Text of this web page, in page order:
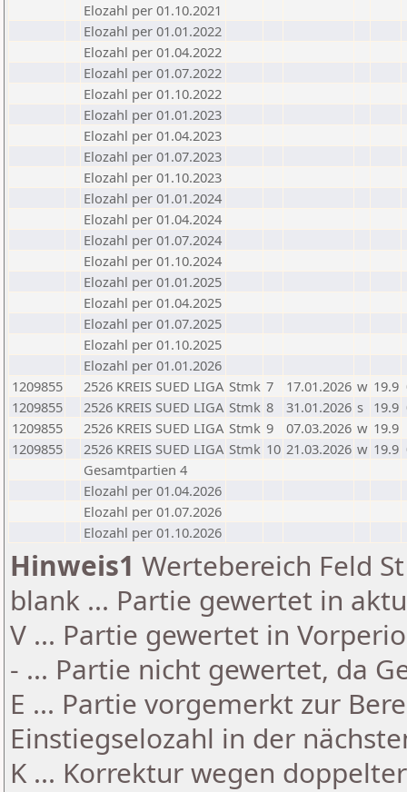
Elozahl per 01.10.2021
Elozahl per 01.01.2022
Elozahl per 01.04.2022
Elozahl per 01.07.2022
Elozahl per 01.10.2022
Elozahl per 01.01.2023
Elozahl per 01.04.2023
Elozahl per 01.07.2023
Elozahl per 01.10.2023
Elozahl per 01.01.2024
Elozahl per 01.04.2024
Elozahl per 01.07.2024
Elozahl per 01.10.2024
Elozahl per 01.01.2025
Elozahl per 01.04.2025
Elozahl per 01.07.2025
Elozahl per 01.10.2025
Elozahl per 01.01.2026
1209855
2526 KREIS SUED LIGA Stmk 7 17.01.2026 w 19.9
1209855
2526 KREIS SUED LIGA Stmk 8 31.01.2026 s 19.9
1209855
2526 KREIS SUED LIGA Stmk 9 07.03.2026 w 19.9
1209855
2526 KREIS SUED LIGA Stmk 10 21.03.2026 w 19.9
Gesamtpartien 4
Elozahl per 01.04.2026
Elozahl per 01.07.2026
Elozahl per 01.10.2026
Hinweis1 Wertebereich Feld
blank ... Partie gewertet in
V ... Partie gewertet in
- ... Partie nicht gewertet, da
E ... Partie vorgemerkt zur
Einstiegselozahl in der
K ... Korrektur wegen